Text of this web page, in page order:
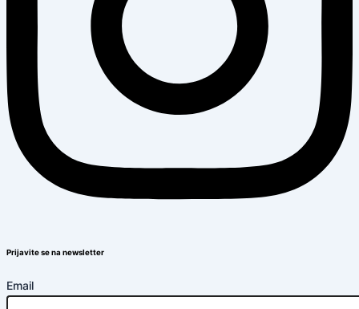
Prijavite se na newsletter
Email